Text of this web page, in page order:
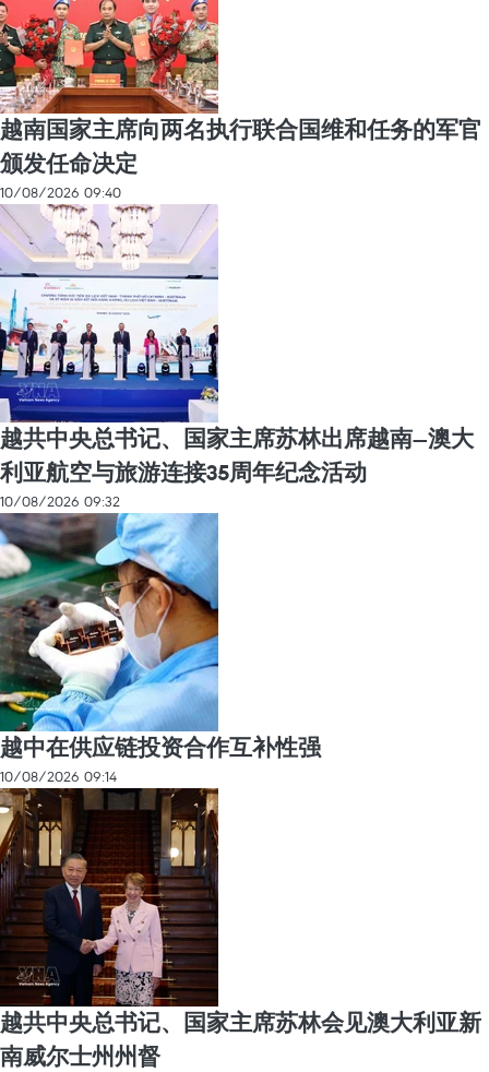
越南国家主席向两名执行联合国维和任务的军官
颁发任命决定
10/08/2026 09:40
越共中央总书记、国家主席苏林出席越南—澳大
利亚航空与旅游连接35周年纪念活动
10/08/2026 09:32
越中在供应链投资合作互补性强
10/08/2026 09:14
越共中央总书记、国家主席苏林会见澳大利亚新
南威尔士州州督